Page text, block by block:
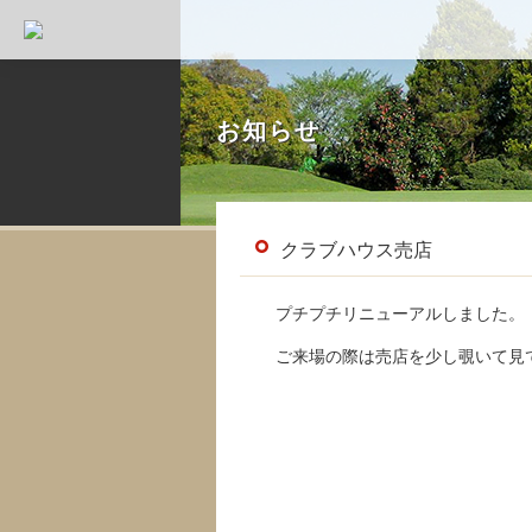
お知らせ
クラブハウス売店
プチプチリニューアルしました。
ご来場の際は売店を少し覗いて見